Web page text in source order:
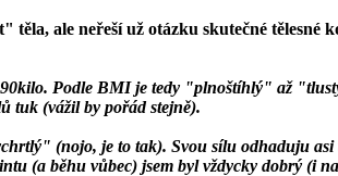
ale neřeší už otázku skutečné
Podle BMI je tedy "plnoštíhlý" až
tuk (vážil by pořád stejně).
(nojo, je to tak). Svou sílu odhaduju
(a běhu vůbec) jsem byl vždycky dobrý (i